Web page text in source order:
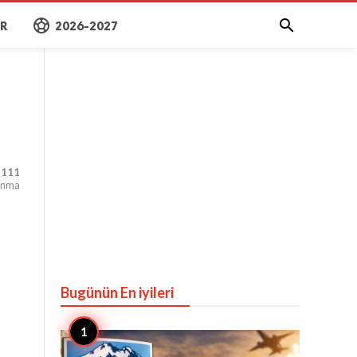
sports_soccer 2026-2027 
Bugünün En iyileri